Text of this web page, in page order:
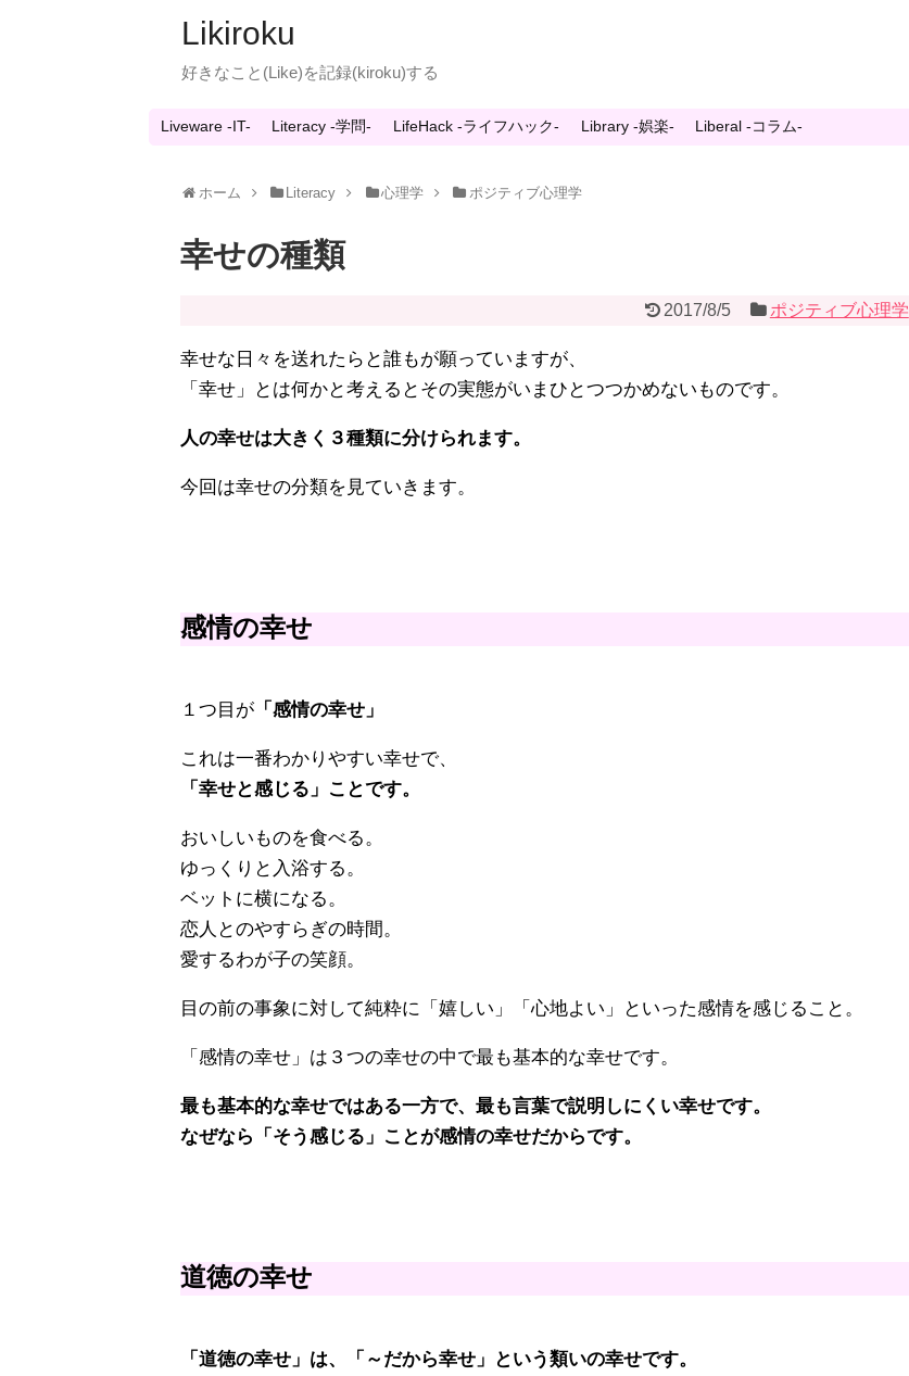
Likiroku
好きなこと(Like)を記録(kiroku)する
Liveware -IT- Literacy -学問- LifeHack -ライフハック- Library -娯楽- Liberal -コラム-
ホーム Literacy 心理学 ポジティブ心理学
幸せの種類
2017/8/5 ポジティブ心理学
幸せな日々を送れたらと誰もが願っていますが、
「幸せ」とは何かと考えるとその実態がいまひとつつかめないものです。
人の幸せは大きく３種類に分けられます。
今回は幸せの分類を見ていきます。
感情の幸せ
１つ目が 「感情の幸せ」
これは一番わかりやすい幸せで、
「幸せと感じる」ことです。
おいしいものを食べる。
ゆっくりと入浴する。
ベットに横になる。
恋人とのやすらぎの時間。
愛するわが子の笑顔。
目の前の事象に対して純粋に「嬉しい」「心地よい」といった感情を感じること。
「感情の幸せ」は３つの幸せの中で最も基本的な幸せです。
最も基本的な幸せではある一方で、最も言葉で説明しにくい幸せです。
なぜなら「そう感じる」ことが感情の幸せだからです。
道徳の幸せ
「道徳の幸せ」は、「～だから幸せ」という類いの幸せです。